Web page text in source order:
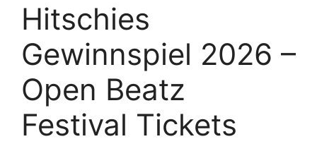
Hitschies
Gewinnspiel 2026 –
Open Beatz
Festival Tickets